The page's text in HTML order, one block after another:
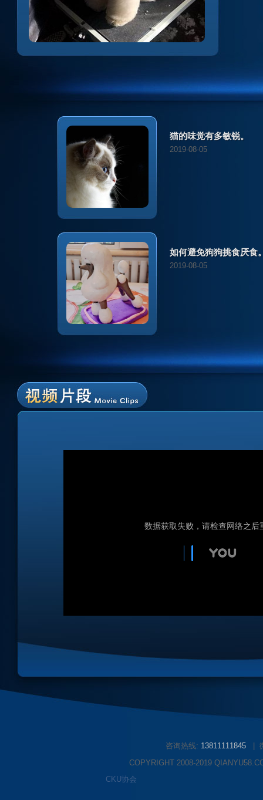
猫的味觉有多敏锐。
2019-08-05
如何避免狗狗挑食厌食
2019-08-05
咨询热线: 13811111845
COPYRIGHT 2008-2019
CKU协会